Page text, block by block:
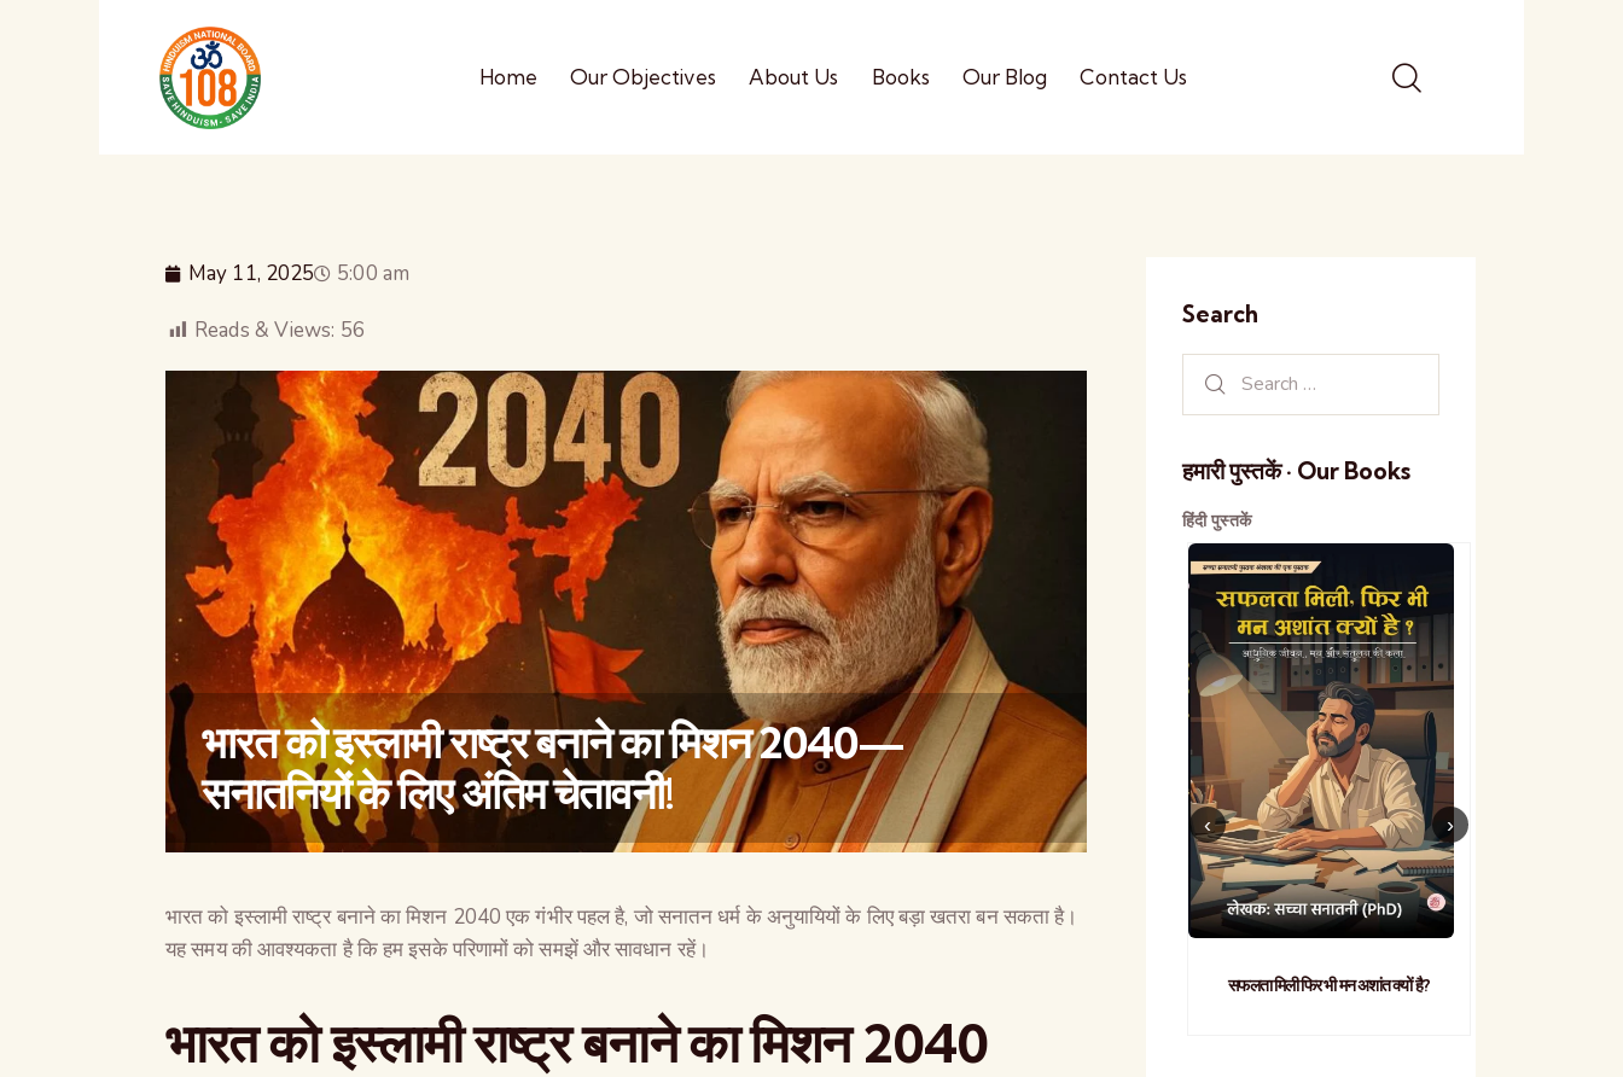
Home Our Objectives About Us Books Our Blog Contact Us
May 11, 2025 5:00 am
Reads & Views: 56
भारत को इस्लामी राष्ट्र बनाने का मिशन 2040—
सनातनियों के लिए अंतिम चेतावनी!
भारत को इस्लामी राष्ट्र बनाने का मिशन 2040 एक गंभीर पहल है, जो सनातन धर्म के अनुयायियों के लिए बड़ा खतरा बन सकता है।
यह समय की आवश्यकता है कि हम इसके परिणामों को समझें और सावधान रहें।
भारत को इस्लामी राष्ट्र बनाने का मिशन 2040
Search
हमारी पुस्तकें · Our Books
हिंदी पुस्तकें
सफलता मिली फिर भी मन अशांत क्यों है?